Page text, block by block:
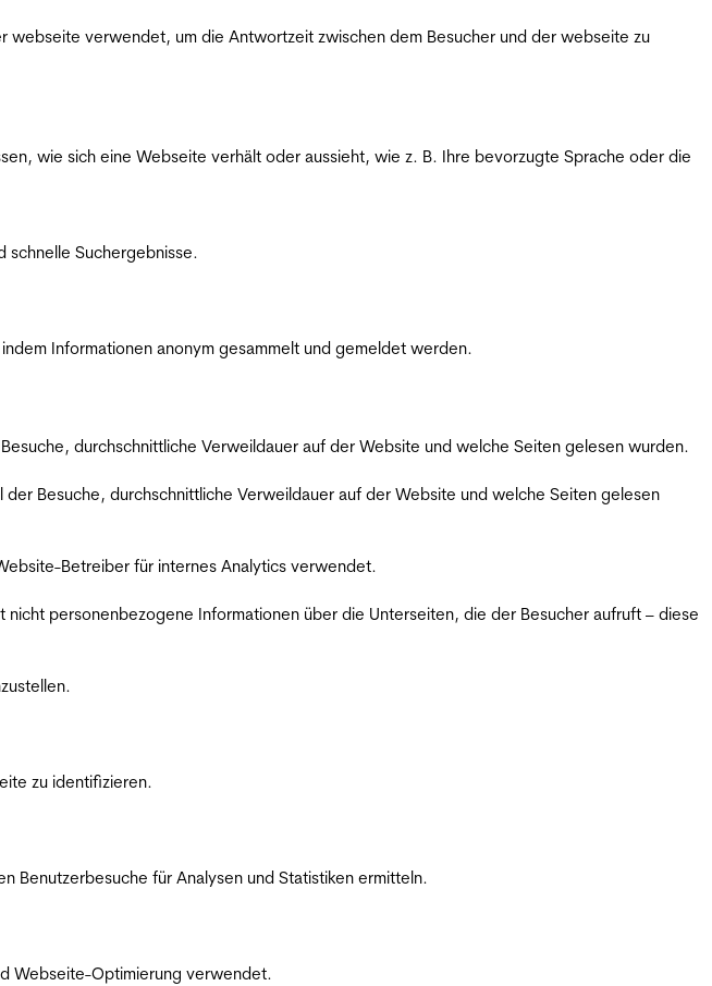
webseite verwendet, um die Antwortzeit zwischen dem Besucher und der webseite zu
wie sich eine Webseite verhält oder aussieht, wie z. B. Ihre bevorzugte Sprache oder die
schnelle Suchergebnisse.
Informationen anonym gesammelt und gemeldet werden.
durchschnittliche Verweildauer auf der Website und welche Seiten gelesen wurden.
Besuche, durchschnittliche Verweildauer auf der Website und welche Seiten gelesen
Betreiber für internes Analytics verwendet.
personenbezogene Informationen über die Unterseiten, die der Besucher aufruft – diese
zu identifizieren.
Benutzerbesuche für Analysen und Statistiken ermitteln.
Webseite-Optimierung verwendet.